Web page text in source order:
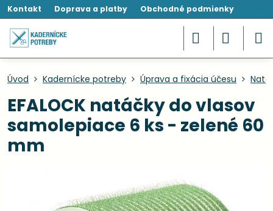
Kontakt Doprava a platby Obchodné podmienky
Úvod Kadernícke potreby Úprava a fixácia účesu
EFALOCK natáčky do vlasov
samolepiace 6 ks - zelené 60
mm